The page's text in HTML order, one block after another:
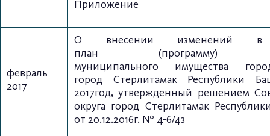
Приложение
февраль
2017
О внесении изменений в
план (программу)
муниципального имущества
город Стерлитамак Республики
2017год, утвержденный решением
округа город Стерлитамак
от 20.12.2016г. № 4-6/4з